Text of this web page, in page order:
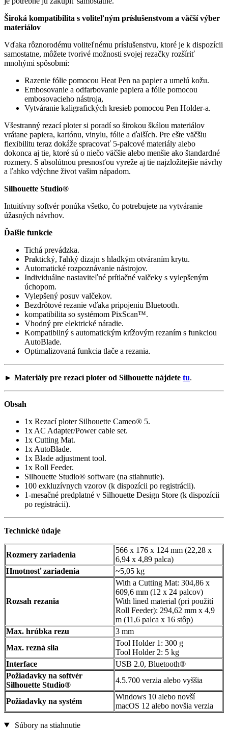
Široká kompatibilita s voliteľným príslušenstvom a väčší výber
materiálov
Vďaka rôznorodému voliteľnému príslušenstvu, ktoré je k dispozícii
samostatne, môžete tvorivé možnosti svojej rezačky rozšíriť
mnohými spôsobmi:
Razenie fólie pomocou Heat Pen na papier a umelú kožu.
Embosovanie a odfarbovanie papiera a fólie pomocou
embosovacieho nástroja,
Vytváranie kaligrafických kresieb pomocou Pen Holder-a.
Všestranný rezací ploter si poradí so širokou škálou materiálov
vrátane papiera, kartónu, vinylu, fólie a ďalších. Pre ešte väčšiu
flexibilitu teraz dokáže spracovať 5-palcové materiály alebo
dokonca aj tie, ktoré sú o niečo väčšie alebo menšie ako štandardné
rozmery. S absolútnou presnosťou vyreže aj tie najzložitejšie návrhy
a ľahko vdýchne život vašim nápadom.
Silhouette Studio®
Intuitívny softvér ponúka všetko, čo potrebujete na vytváranie
úžasných návrhov.
Ďalšie funkcie
Tichá prevádzka.
Praktický, ľahký dizajn s hladkým otváraním krytu.
Automatické rozpoznávanie nástrojov.
Individuálne nastaviteľné prítlačné valčeky s vylepšeným
úchopom.
Vylepšený posuv valčekov.
Bezdrôtové rezanie vďaka pripojeniu Bluetooth.
kompatibilita so systémom PixScan™.
Vhodný pre elektrické náradie.
Kompatibilný s automatickým krížovým rezaním s funkciou
AutoBlade.
Optimalizovaná funkcia tlače a rezania.
► Materiály pre rezací ploter od Silhouette nájdete tu.
Obsah
1x Rezací ploter Silhouette Cameo® 5.
1x AC Adapter/Power cable set​.
1x Cutting Mat​.
1x AutoBlade.
1x Blade adjustment tool.
1x Roll Feeder.
Silhouette Studio® software (na stiahnutie).
100 exkluzívnych vzorov (k dispozícii po registrácii).
1-mesačné predplatné v Silhouette Design Store (k dispozícii
po registrácii).
Technické údaje
Rozmery zariadenia
566 x 176 x 124 mm (22,28 x
6,94 x 4,89 palca)
Hmotnosť zariadenia
~5,05 kg
Rozsah rezania
With a Cutting Mat: 304,86 x
609,6 mm (12 x 24 palcov)
With lined material (pri použití
Roll Feeder): 294,62 mm x 4,9
m (11,6 palca x 16 stôp)
Max. hrúbka rezu
3 mm
Max. rezná sila
Tool Holder 1: 300 g
Tool Holder 2: 5 kg
Interface
USB 2.0, Bluetooth®
Požiadavky na softvér
Silhouette Studio®
4.5.700 verzia alebo vyššia
Požiadavky na systém
Windows 10 alebo novší
macOS 12 alebo novšia verzia
Súbory na stiahnutie